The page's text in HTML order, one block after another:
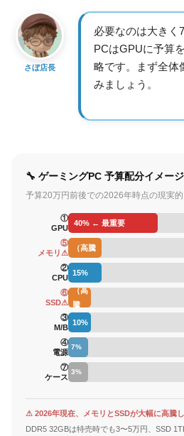
さぼ店長
必要なのは大きく
PCはGPUに予算
略です。まず全体
みましょう。
🔧 ゲーミングPC 予算配分イメージ
予算20万円前後での2026年時点の現実
①
GPU
40% ← 最重要
⑤
メモリ⚠
15%
（高騰
中）
②
CPU
15%
⑥
SSD⚠
10%
（高
騰
中）
③
M/B
10%
④
電源
7%
⑦
ケース
3%
⚠ 2026年現在、メモリとSSDが大幅に高騰
DDR5 32GBは特売時でも3〜5万円、SSD